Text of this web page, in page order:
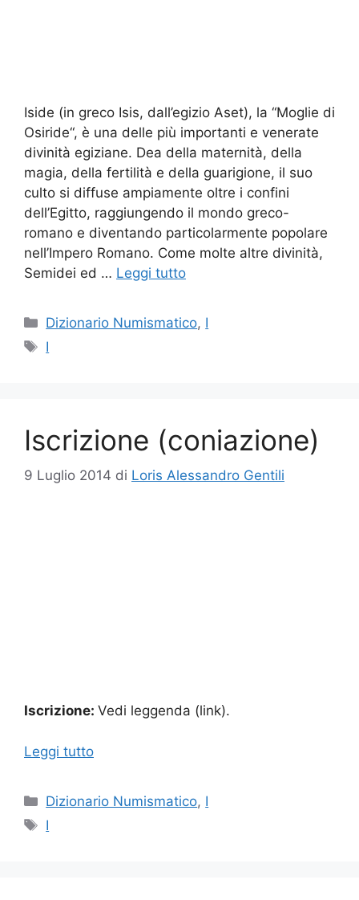
Iside (in greco Isis, dall’egizio Aset), la “Moglie di
Osiride“, è una delle più importanti e venerate
divinità egiziane. Dea della maternità, della
magia, della fertilità e della guarigione, il suo
culto si diffuse ampiamente oltre i confini
dell’Egitto, raggiungendo il mondo greco-
romano e diventando particolarmente popolare
nell’Impero Romano. Come molte altre divinità,
Semidei ed … Leggi tutto
Categorie
Dizionario Numismatico, I
Tag
I
Iscrizione (coniazione)
9 Luglio 2014 di Loris Alessandro Gentili
Iscrizione: Vedi leggenda (link).
Leggi tutto
Categorie
Dizionario Numismatico, I
Tag
I